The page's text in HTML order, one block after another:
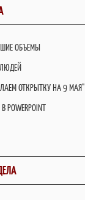
ОБЪЕМЫ
ОТКРЫТКУ НА 9 МАЯ"